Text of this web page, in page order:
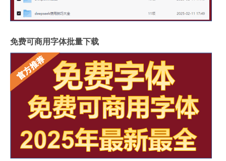
免费可商用字体批量下载